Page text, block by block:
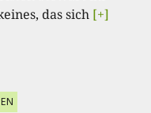
das sich [+]